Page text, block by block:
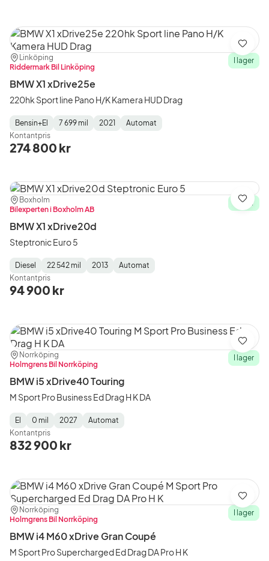
Plats:
Linköping
Återförsäljare:
Riddermark Bil Linköping
I lager
BMW X1 xDrive25e
220hk Sport line Pano H/K Kamera HUD Drag
Fuel
Type:
Bensin+El
Mätarställning:
7 699 mil
Model
Year:
2021
Gearbox
Type:
Automat
Kontantpris
274 800 kr
Spara
Plats:
Boxholm
Återförsäljare:
Bilexperten i Boxholm AB
I lager
BMW X1 xDrive20d
Steptronic Euro 5
Fuel
Type:
Diesel
Mätarställning:
22 542 mil
Model
Year:
2013
Gearbox
Type:
Automat
Kontantpris
94 900 kr
Spara
Plats:
Norrköping
Återförsäljare:
Holmgrens Bil Norrköping
I lager
BMW i5 xDrive40 Touring
M Sport Pro Business Ed Drag H K DA
Fuel
Type:
El
Mätarställning:
0 mil
Model
Year:
2027
Gearbox
Type:
Automat
Kontantpris
832 900 kr
Spara
Plats:
Norrköping
Återförsäljare:
Holmgrens Bil Norrköping
I lager
BMW i4 M60 xDrive Gran Coupé
M Sport Pro Supercharged Ed Drag DA Pro H K
Spara